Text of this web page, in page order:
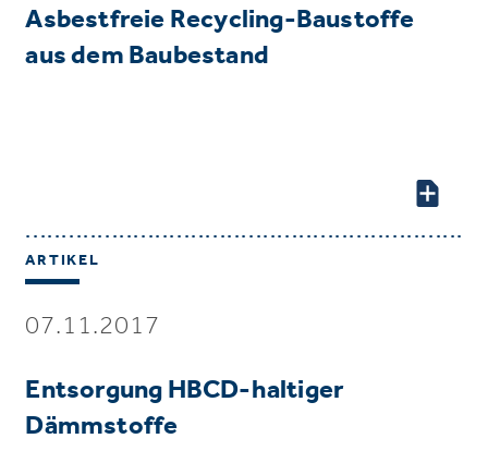
Asbestfreie Recycling-Baustoffe
aus dem Baubestand
ARTIKEL
07.11.2017
Entsorgung HBCD-haltiger
Dämmstoffe